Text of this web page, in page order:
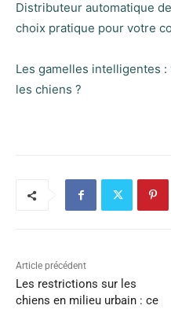
Distributeur automatique
choix pratique pour votre
Les gamelles intelligentes
les chiens ?
Article précédent
Les restrictions sur les
chiens en milieu urbain : ce